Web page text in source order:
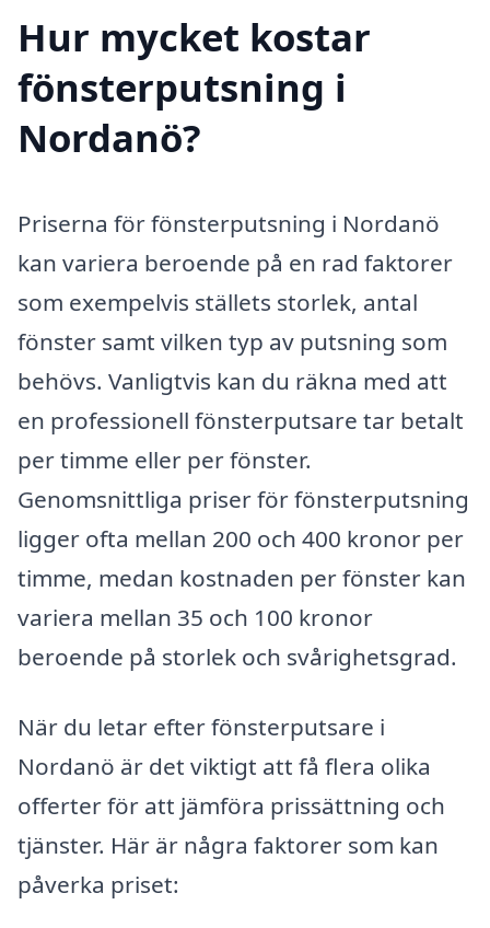
Hur mycket kostar
fönsterputsning i
Nordanö?
Priserna för fönsterputsning i Nordanö
kan variera beroende på en rad faktorer
som exempelvis ställets storlek, antal
fönster samt vilken typ av putsning som
behövs. Vanligtvis kan du räkna med att
en professionell fönsterputsare tar betalt
per timme eller per fönster.
Genomsnittliga priser för fönsterputsning
ligger ofta mellan 200 och 400 kronor per
timme, medan kostnaden per fönster kan
variera mellan 35 och 100 kronor
beroende på storlek och svårighetsgrad.
När du letar efter fönsterputsare i
Nordanö är det viktigt att få flera olika
offerter för att jämföra prissättning och
tjänster. Här är några faktorer som kan
påverka priset: